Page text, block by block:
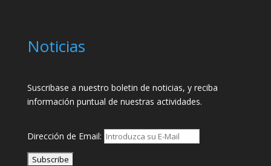
Noticias
Suscribase a nuestro boletin de noticias, y reciba
información puntual de nuestras actividades.
Dirección de Email: